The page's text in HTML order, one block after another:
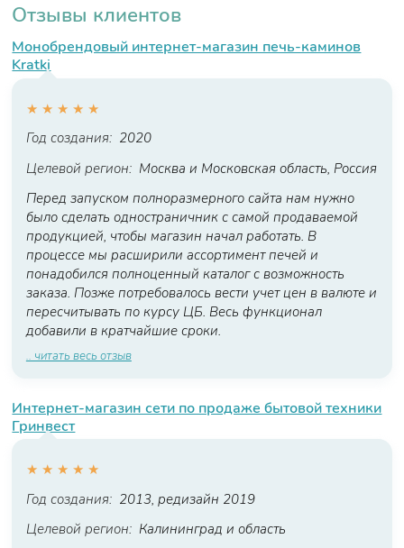
Отзывы клиентов
Монобрендовый интернет-магазин печь-каминов
Kratki
★ ★ ★ ★ ★
Год создания: 2020
Целевой регион: Москва и Московская область, Россия
Перед запуском полноразмерного сайта нам нужно
было сделать одностраничник с самой продаваемой
продукцией, чтобы магазин начал работать. В
процессе мы расширили ассортимент печей и
понадобился полноценный каталог с возможность
заказа. Позже потребовалось вести учет цен в валюте и
пересчитывать по курсу ЦБ. Весь функционал
добавили в кратчайшие сроки.
.. читать весь отзыв
Интернет-магазин сети по продаже бытовой техники
Гринвест
★ ★ ★ ★ ★
Год создания: 2013, редизайн 2019
Целевой регион: Калининград и область